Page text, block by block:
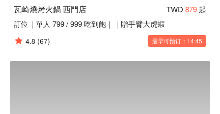
【日本生食級干貝】鮮甜滑嫩，海洋氣息濃郁
【燒烤肉品】肉質新鮮，炭火微焦香酥
瓦崎燒烤火鍋 西門店 TWD 879 起
訂位｜單人 799 / 999 吃到飽｜｜贈手臂大虎蝦
4.8 (67) 最早可预订：14:45